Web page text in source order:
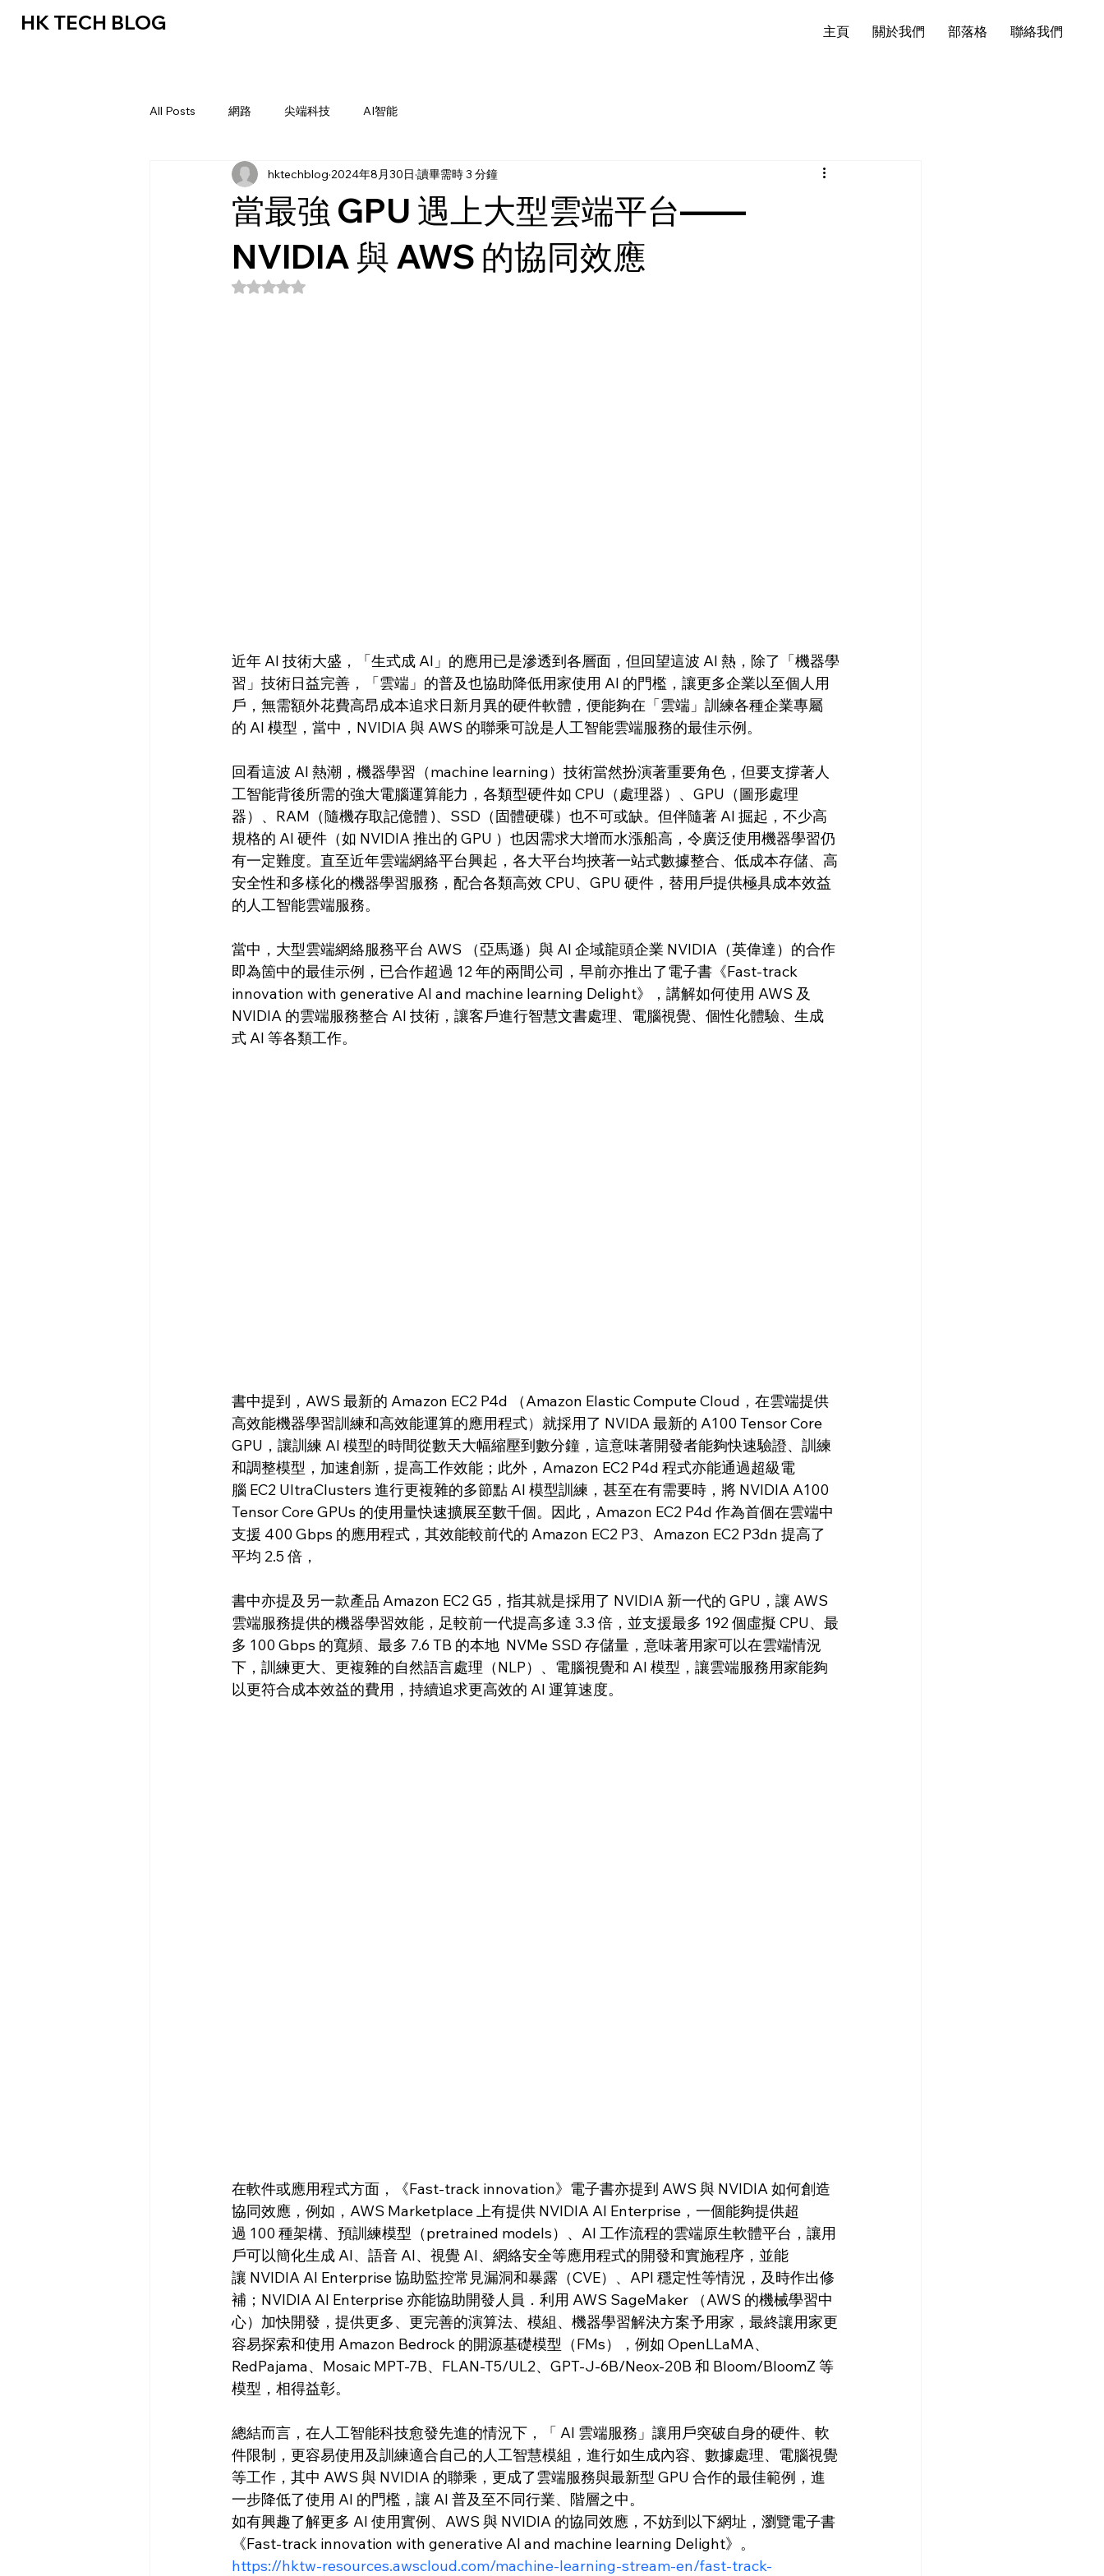
HK TECH BLOG 主頁 關於我們 部落格 聯絡我們
All Posts 網路 尖端科技 AI智能
當最強 GPU 遇上大型雲端平台——
NVIDIA 與 AWS 的協同效應
hktechblog 2024年8月30日 讀畢需時 3 分鐘
評等為 NaN（最高為 5 顆星）。
近年 AI 技術大盛，「生式成 AI」的應用已是滲透到各層面，但回望這波 AI 熱，除了「機器學
習」技術日益完善，「雲端」的普及也協助降低用家使用 AI 的門檻，讓更多企業以至個人用
戶，無需額外花費高昂成本追求日新月異的硬件軟體，便能夠在「雲端」訓練各種企業專屬
的 AI 模型，當中，NVIDIA 與 AWS 的聯乘可說是人工智能雲端服務的最佳示例。
回看這波 AI 熱潮，機器學習（machine learning）技術當然扮演著重要角色，但要支撐著人
工智能背後所需的強大電腦運算能力，各類型硬件如 CPU（處理器）、GPU（圖形處理
器）、RAM（隨機存取記億體 )、SSD（固體硬碟）也不可或缺。但伴隨著 AI 掘起，不少高
規格的 AI 硬件（如 NVIDIA 推出的 GPU ）也因需求大增而水漲船高，令廣泛使用機器學習仍
有一定難度。直至近年雲端網絡平台興起，各大平台均挾著一站式數據整合、低成本存儲、高
安全性和多樣化的機器學習服務，配合各類高效 CPU、GPU 硬件，替用戶提供極具成本效益
的人工智能雲端服務。
當中，大型雲端網絡服務平台 AWS （亞馬遜）與 AI 企域龍頭企業 NVIDIA（英偉達）的合作
即為箇中的最佳示例，已合作超過 12 年的兩間公司，早前亦推出了電子書《Fast-track
innovation with generative AI and machine learning Delight》，講解如何使用 AWS 及
NVIDIA 的雲端服務整合 AI 技術，讓客戶進行智慧文書處理、電腦視覺、個性化體驗、生成
式 AI 等各類工作。
書中提到，AWS 最新的 Amazon EC2 P4d （Amazon Elastic Compute Cloud，在雲端提供
高效能機器學習訓練和高效能運算的應用程式） 就採用了 NVIDA 最新的 A100 Tensor Core
GPU，讓訓練 AI 模型的時間從數天大幅縮壓到數分鐘，這意味著開發者能夠快速驗證、訓練
和調整模型，加速創新，提高工作效能；此外，Amazon EC2 P4d 程式亦能通過超級電
腦 EC2 UltraClusters 進行更複雜的多節點 AI 模型訓練，甚至在有需要時，將 NVIDIA A100
Tensor Core GPUs 的使用量快速擴展至數千個。因此，Amazon EC2 P4d 作為首個在雲端中
支援 400 Gbps 的應用程式，其效能較前代的 Amazon EC2 P3、Amazon EC2 P3dn 提高了
平均 2.5 倍，
書中亦提及另一款產品 Amazon EC2 G5，指其就是採用了 NVIDIA 新一代的 GPU，讓 AWS
雲端服務提供的機器學習效能，足較前一代提高多達 3.3 倍，並支援最多 192 個虛擬 CPU、最
多 100 Gbps 的寬頻、最多 7.6 TB 的本地  NVMe SSD 存儲量，意味著用家可以在雲端情況
下，訓練更大、更複雜的自然語言處理（NLP）、電腦視覺和 AI 模型，讓雲端服務用家能夠
以更符合成本效益的費用，持續追求更高效的 AI 運算速度。
在軟件或應用程式方面，《Fast-track innovation》電子書亦提到 AWS 與 NVIDIA 如何創造
協同效應，例如，AWS Marketplace 上有提供 NVIDIA AI Enterprise，一個能夠提供超
過 100 種架構、預訓練模型（pretrained models）、AI 工作流程的雲端原生軟體平台，讓用
戶可以簡化生成 AI、語音 AI、視覺 AI、網絡安全等應用程式的開發和實施程序，並能
讓 NVIDIA AI Enterprise 協助監控常見漏洞和暴露（CVE）、API 穩定性等情況，及時作出修
補；NVIDIA AI Enterprise 亦能協助開發人員．利用 AWS SageMaker （AWS 的機械學習中
心）加快開發，提供更多、更完善的演算法、模組、機器學習解決方案予用家，最終讓用家更
容易探索和使用 Amazon Bedrock 的開源基礎模型（FMs），例如 OpenLLaMA、
RedPajama、Mosaic MPT-7B、FLAN-T5/UL2、GPT-J-6B/Neox-20B 和 Bloom/BloomZ 等
模型，相得益彰。
總結而言，在人工智能科技愈發先進的情況下，「 AI 雲端服務」讓用戶突破自身的硬件、軟
件限制，更容易使用及訓練適合自己的人工智慧模組，進行如生成內容、數據處理、電腦視覺
等工作，其中 AWS 與 NVIDIA 的聯乘，更成了雲端服務與最新型 GPU 合作的最佳範例，進
一步降低了使用 AI 的門檻，讓 AI 普及至不同行業、階層之中。
如有興趣了解更多 AI 使用實例、AWS 與 NVIDIA 的協同效應，不妨到以下網址，瀏覽電子書
《Fast-track innovation with generative AI and machine learning Delight》。
https://hktw-resources.awscloud.com/machine-learning-stream-en/fast-track-